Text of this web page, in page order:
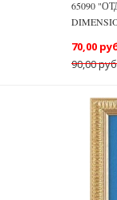
65090
90,00
70,00